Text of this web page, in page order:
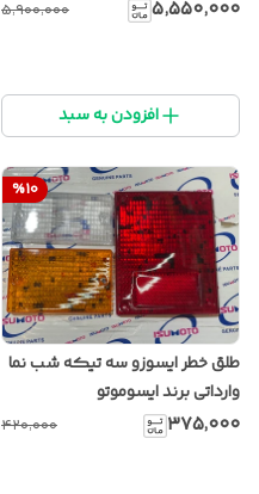
۵٬۵۵۰٬۰۰۰ ۵٬۹۰۰٬۰۰۰
افزودن به سبد
%10
طلق خطر ایسوزو سه تیکه شب نما
وارداتی برند ایسوموتو
۳۷۵٬۰۰۰ ۴۲۰٬۰۰۰